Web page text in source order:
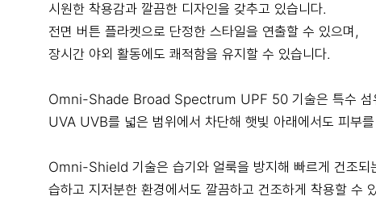
시원한 착용감과 깔끔한 디자인을 갖추고 있습니다.
전면 버튼 플라켓으로 단정한 스타일을 연출할 수 있으며,
장시간 야외 활동에도 쾌적함을 유지할 수 있습니다.
Omni-Shade Broad Spectrum UPF 50 기술은 특수 섬
UVA UVB를 넓은 범위에서 차단해 햇빛 아래에서도 피부
Omni-Shield 기술은 습기와 얼룩을 방지해 빠르게 건조되
습하고 지저분한 환경에서도 깔끔하고 건조하게 착용할 수